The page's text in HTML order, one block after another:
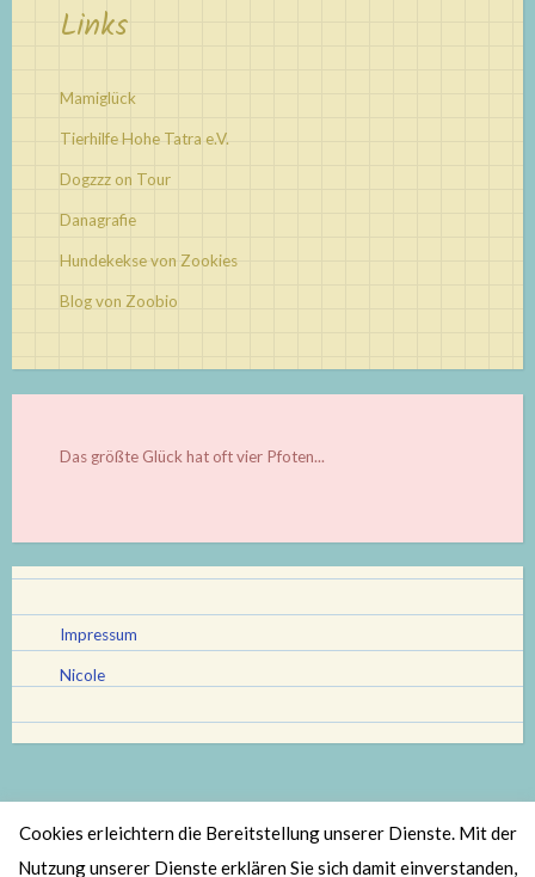
Links
Mamiglück
Tierhilfe Hohe Tatra e.V.
Dogzzz on Tour
Danagrafie
Hundekekse von Zookies
Blog von Zoobio
Das größte Glück hat oft vier Pfoten...
Impressum
Nicole
Stolz bereitgestellt von WordPress | Theme: Scratchpad von
Cookies erleichtern die Bereitstellung unserer Dienste. Mit der
Nutzung unserer Dienste erklären Sie sich damit einverstanden,